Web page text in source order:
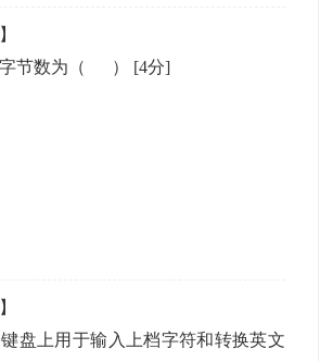
】
字节数为（ ） [4分]
】
盘上用于输入上档字符和转换英文